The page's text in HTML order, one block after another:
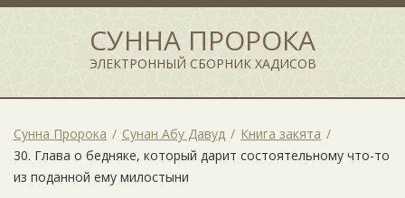
СУННА ПРОРОКА
ЭЛЕКТРОННЫЙ СБОРНИК ХАДИСОВ
Сунна Пророка Сунан Абу Давуд
Книга закята
30. Глава о бедняке, который дарит состоятельному что-то
из поданной ему милостыни